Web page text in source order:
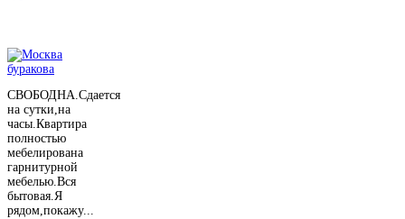
СВОБОДНА.Сдается
на сутки,на
часы.Квартира
полностью
мебелирована
гарнитурной
мебелью.Вся
бытовая.Я
рядом,покажу...